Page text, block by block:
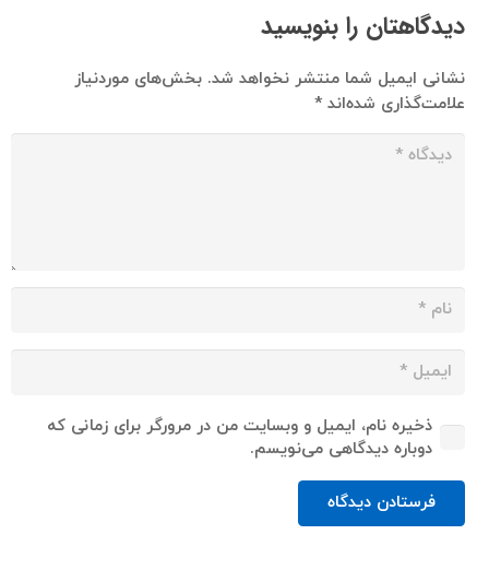
دیدگاهتان را بنویسید
نشانی ایمیل شما منتشر نخواهد شد. بخش‌های موردنیاز
علامت‌گذاری شده‌اند*
ذخیره نام، ایمیل و وبسایت من در مرورگر برای زمانی که
دوباره دیدگاهی می‌نویسم.
فرستادن دیدگاه